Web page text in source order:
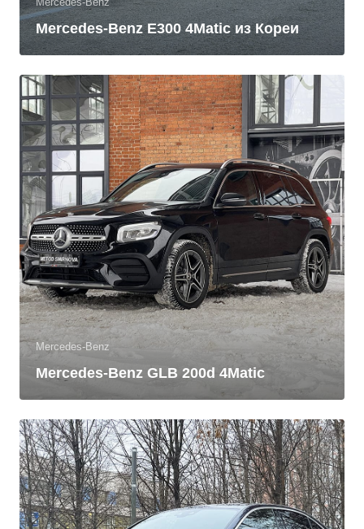
Mercedes-Benz E300 4Matic из Кореи
Mercedes-Benz
Mercedes-Benz GLB 200d 4Matic